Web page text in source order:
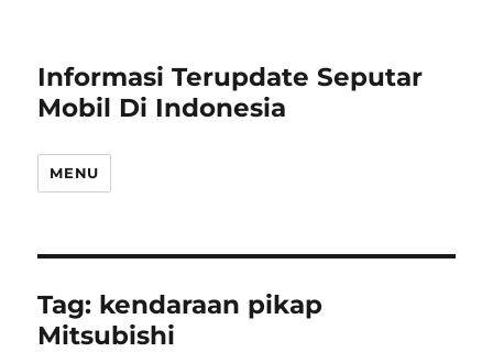
Informasi Terupdate Seputar
Mobil Di Indonesia
MENU
Tag: kendaraan pikap
Mitsubishi